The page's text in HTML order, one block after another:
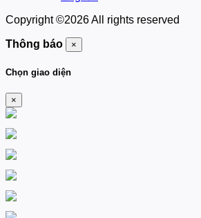
Copyright ©2026 All rights reserved
Thông báo ×
Chọn giao diện
×